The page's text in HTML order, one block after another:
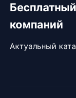
компаний
Актуальный